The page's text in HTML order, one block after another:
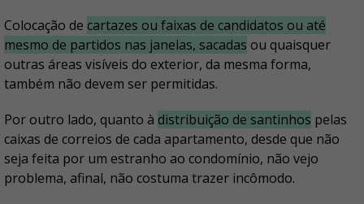
Colocação de cartazes ou faixas de candidatos ou até
mesmo de partidos nas janelas, sacadas ou quaisquer
outras áreas visíveis do exterior, da mesma forma,
também não devem ser permitidas.
Por outro lado, quanto à distribuição de santinhos pelas
caixas de correios de cada apartamento, desde que não
seja feita por um estranho ao condomínio, não vejo
problema, afinal, não costuma trazer incômodo.